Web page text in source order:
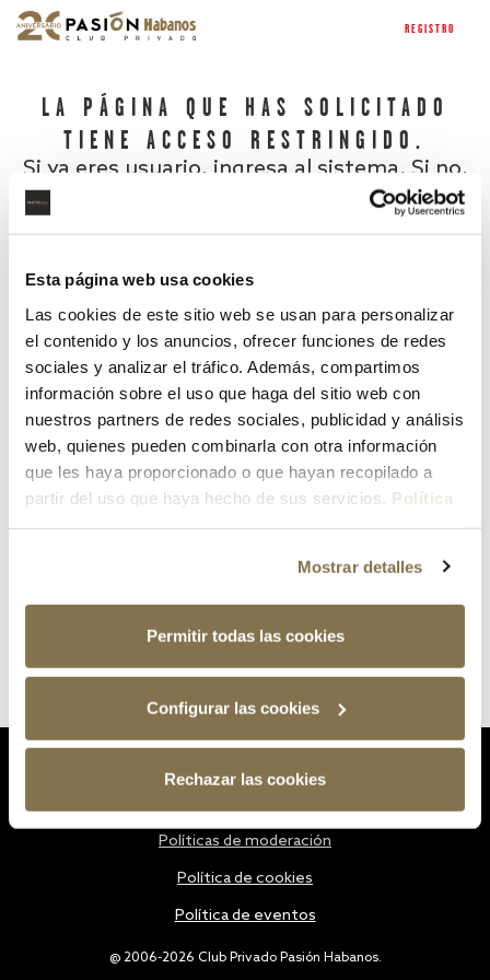
Esta página web usa cookies
Las cookies de este sitio web se usan para personalizar
el contenido y los anuncios, ofrecer funciones de redes
sociales y analizar el tráfico. Además, compartimos
información sobre el uso que haga del sitio web con
nuestros partners de redes sociales, publicidad y análisis
web, quienes pueden combinarla con otra información
que les haya proporcionado o que hayan recopilado a
partir del uso que haya hecho de sus servicios. Política
Mostrar detalles
Permitir todas las cookies
Configurar las cookies
Rechazar las cookies
REGISTRO
LA PÁGINA QUE HAS SOLICITADO
TIENE ACCESO RESTRINGIDO.
Si ya eres usuario, ingresa al sistema. Si no,
¿Has olvidado tu contraseña?
@ 2006-2026 Club Privado Pasión Habanos.
Políticas de moderación
Política de cookies
Política de eventos